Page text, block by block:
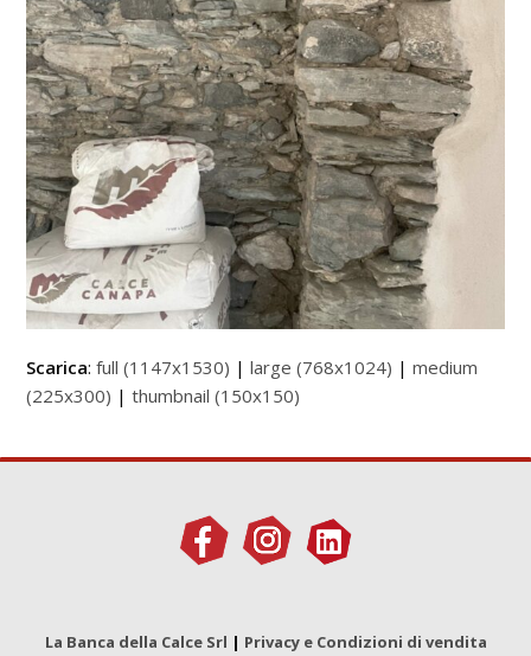
Scarica:full (1147x1530) |large (768x1024) |medium
(225x300) |thumbnail (150x150)
La Banca della Calce Srl | Privacy e Condizioni di vendita